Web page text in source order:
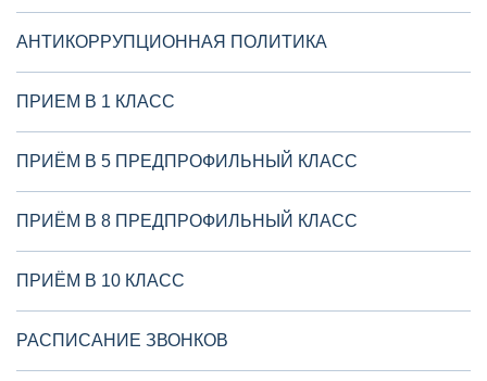
АНТИКОРРУПЦИОННАЯ ПОЛИТИКА
ПРИЕМ В 1 КЛАСС
ПРИЁМ В 5 ПРЕДПРОФИЛЬНЫЙ КЛАСС
ПРИЁМ В 8 ПРЕДПРОФИЛЬНЫЙ КЛАСС
ПРИЁМ В 10 КЛАСС
РАСПИСАНИЕ ЗВОНКОВ